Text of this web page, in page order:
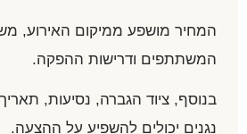
המחיר מושפע ממיקום האירוע,
המשתתפים ודרישות ההפקה.
בנוסף, ציוד הגברה, נסיעות,
נגנים יכולים להשפיע על ההצעה.